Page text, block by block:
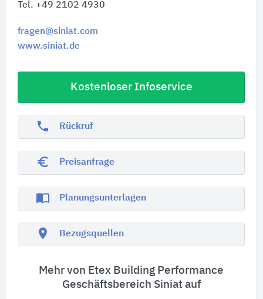
Tel. +49 2102 4930
fragen@siniat.com
www.siniat.de
Kostenloser Infoservice
phone Rückruf
euro_symbol Preisanfrage
import_contacts Planungsunterlagen
location_on Bezugsquellen
Mehr von Etex Building Performance
Geschäftsbereich Siniat auf